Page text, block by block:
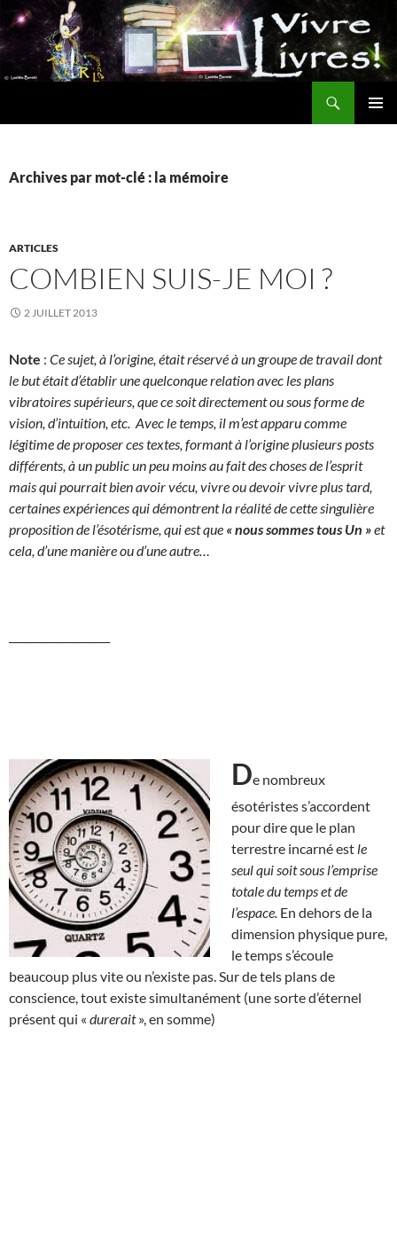
Aller
au
contenu
Archives par mot-clé : la mémoire
ARTICLES
COMBIEN SUIS-JE MOI ?
2 JUILLET 2013
Note : Ce sujet, à l’origine, était réservé à un groupe de travail dont
le but était d’établir une quelconque relation avec les plans
vibratoires supérieurs, que ce soit directement ou sous forme de
vision, d’intuition, etc. Avec le temps, il m’est apparu comme
légitime de proposer ces textes, formant à l’origine plusieurs posts
différents, à un public un peu moins au fait des choses de l’esprit
mais qui pourrait bien avoir vécu, vivre ou devoir vivre plus tard,
certaines expériences qui démontrent la réalité de cette singulière
proposition de l’ésotérisme, qui est que «nous sommes tous Un »et
cela, d’une manière ou d’une autre…
De nombreux
ésotéristes s’accordent
pour dire que le plan
terrestre incarné est le
seul qui soit sous l’emprise
totale du temps et de
l’espace. En dehors de la
dimension physique pure,
le temps s’écoule
beaucoup plus vite ou n’existe pas. Sur de tels plans de
conscience, tout existe simultanément (une sorte d’éternel
présent qui « durerait», en somme)